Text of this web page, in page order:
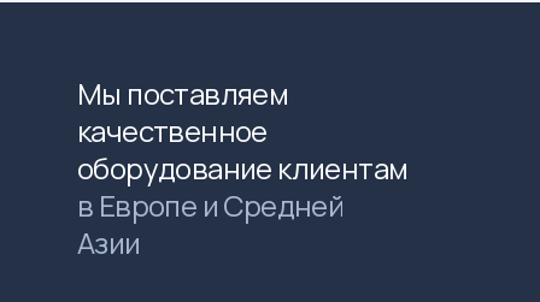
Мы поставляем
качественное
оборудование клиентам
в Европе и Средней
Азии